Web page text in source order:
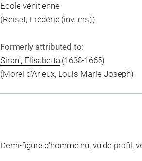
Ecole vénitienne
(Reiset, Frédéric (inv. ms))
Formerly attributed to:
Sirani, Elisabetta (1638-1665)
(Morel d'Arleux, Louis-Marie-Joseph)
Demi-figure d'homme nu, vu de profil,